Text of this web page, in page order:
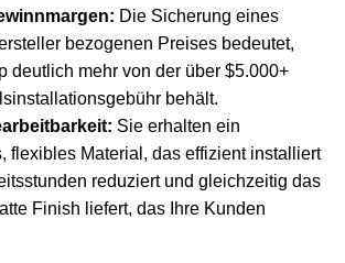
Die Sicherung eines
bezogenen Preises bedeutet,
deutlich mehr von der über $5.000+
behält.
Sie erhalten ein
flexibles Material, das effizient installiert
reduziert und gleichzeitig das
Finish liefert, das Ihre Kunden